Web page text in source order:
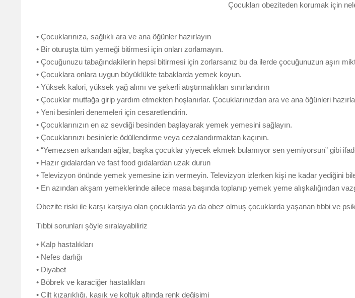
Çocukları obeziteden korumak için
• Çocuklarınıza, sağlıklı ara ve ana öğünler hazırlayın
• Bir oturuşta tüm yemeği bitirmesi için onları zorlamayın.
• Çocuğunuzu tabağındakilerin hepsi bitirmesi için zorlarsanız bu da ilerde çocuğunuzun aşırı
• Çocuklara onlara uygun büyüklükte tabaklarda yemek koyun.
• Yüksek kalori, yüksek yağ alımı ve şekerli atıştırmalıkları sınırlandırın
• Çocuklar mutfağa girip yardım etmekten hoşlanırlar. Çocuklarınızdan ara ve ana öğünleri
• Yeni besinleri denemeleri için cesaretlendirin.
• Çocuklarınızın en az sevdiği besinden başlayarak yemek yemesini sağlayın.
• Çocuklarınızı besinlerle ödüllendirme veya cezalandırmaktan kaçının.
• “Yemezsen arkandan ağlar, başka çocuklar yiyecek ekmek bulamıyor sen yemiyorsun” gibi
• Hazır gıdalardan ve fast food gıdalardan uzak durun
• Televizyon önünde yemek yemesine izin vermeyin. Televizyon izlerken kişi ne kadar yediğini
• En azından akşam yemeklerinde ailece masa başında toplanıp yemek yeme alışkalığından
Obezite riski ile karşı karşıya olan çocuklarda ya da obez olmuş çocuklarda yaşanan tıbbi ve
Tıbbi sorunları şöyle sıralayabiliriz
• Kalp hastalıkları
• Nefes darlığı
• Diyabet
• Böbrek ve karaciğer hastalıkları
• Cilt kızarıklığı, kasık ve koltuk altında renk değişimi